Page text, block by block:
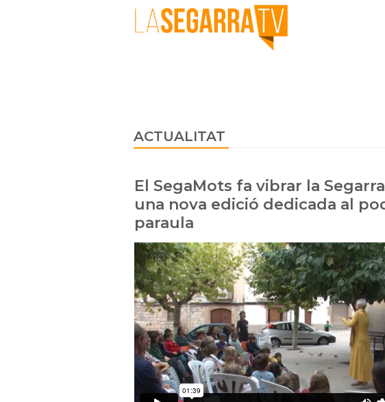
ACTUALITAT
El SegaMots fa vibrar la
una nova edició dedicada al
paraula